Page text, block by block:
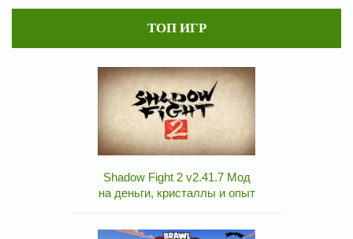
ТОП ИГР
Shadow Fight 2 v2.41.7 Мод
на деньги, кристаллы и опыт